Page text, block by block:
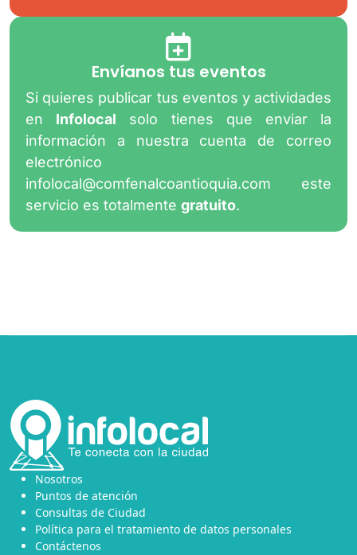
Envíanos tus eventos
Si quieres publicar tus eventos y actividades
en Infolocal solo tienes que enviar la
información a nuestra cuenta de correo
electrónico
infolocal@comfenalcoantioquia.com este
servicio es totalmente gratuito.
Nosotros
Puntos de atención
Consultas de Ciudad
Política para el tratamiento de datos personales
Contáctenos